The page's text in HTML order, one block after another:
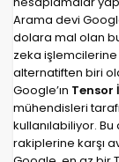
Arama devi
dolara mal olan
zeka
alternatiften biri
Google’ın Tensor
mühendisleri
kullanılabiliyor.
rakiplerine karşı